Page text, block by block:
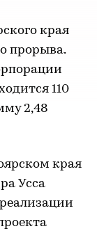
края
прорыва.
110
2,48
края
Усса